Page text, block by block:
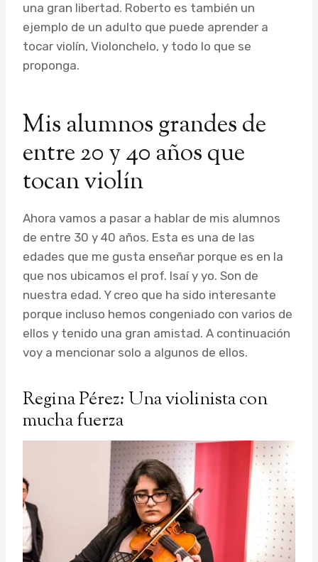
una gran libertad. Roberto es también un
ejemplo de un adulto que puede aprender a
tocar violín, Violonchelo, y todo lo que se
proponga.
Mis alumnos grandes de
entre 20 y 40 años que
tocan violín
Ahora vamos a pasar a hablar de mis alumnos
de entre 30 y 40 años. Esta es una de las
edades que me gusta enseñar porque es en la
que nos ubicamos el prof. Isaí y yo. Son de
nuestra edad. Y creo que ha sido interesante
porque incluso hemos congeniado con varios de
ellos y tenido una gran amistad. A continuación
voy a mencionar solo a algunos de ellos.
Regina Pérez: Una violinista con
mucha fuerza